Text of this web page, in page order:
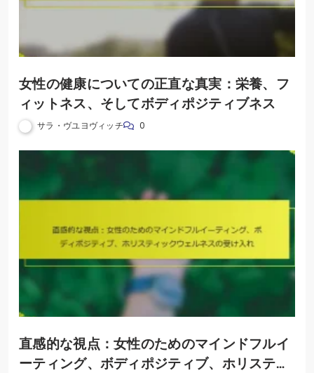
女性の健康についての正直な真実：栄養、フ
ィットネス、そしてボディポジティブネス
サラ・ヴユヨヴィッチ 0
直感的な視点：女性のためのマインドフルイ
ーティング、ボディポジティブ、ホリスティ